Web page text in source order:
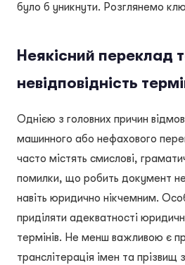
було б уникнути. Розглянемо
Неякісний переклад
невідповідність
Однією з головних причин
машинного або нефахового
часто містять смислові,
помилки, що робить документ
навіть юридично нікчемним.
приділяти адекватності
термінів. Не менш важливою є
транслітерація імен та прізвищ